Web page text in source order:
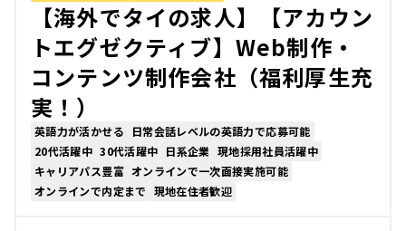
【海外でタイの求人】【アカウン
トエグゼクティブ】Web制作・
コンテンツ制作会社（福利厚生充
実！）
英語力が活かせる
日常会話レベルの英語力で応募可能
20代活躍中 30代活躍中 日系企業 現地採用社員活躍中
キャリアパス豊富 オンラインで一次面接実施可能
オンラインで内定まで 現地在住者歓迎